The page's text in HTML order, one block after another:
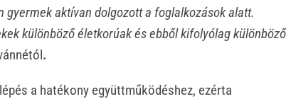
aktívan dolgozott a foglalkozások alatt.
különböző életkorúak és ebből kifolyólag különböző
.
a hatékony együttműködéshez, ezérta